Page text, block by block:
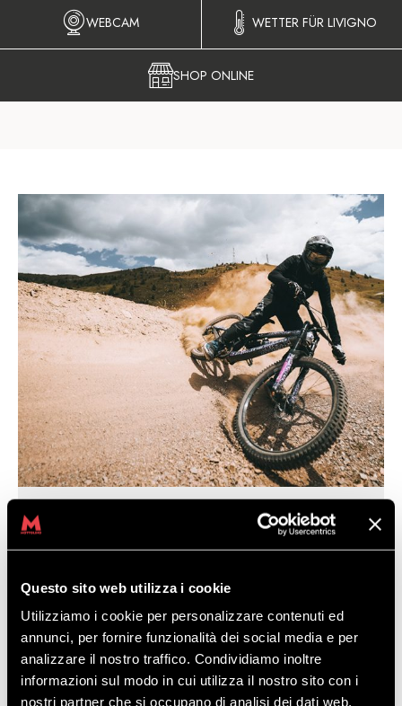
Questo sito web utilizza i cookie
Utilizziamo i cookie per personalizzare contenuti ed
annunci, per fornire funzionalità dei social media e per
analizzare il nostro traffico. Condividiamo inoltre
informazioni sul modo in cui utilizza il nostro sito con i
nostri partner che si occupano di analisi dei dati web,
WEBCAM WETTER FÜR LIVIGNO
SHOP ONLINE
DIE
SOMMERSAISON
2020 DES